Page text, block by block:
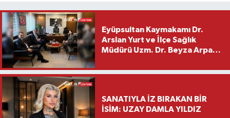
Eyüpsultan Kaymakamı Dr.
Arslan Yurt ve İlçe Sağlık
Müdürü Uzm. Dr. Beyza Arpacı
Ziyareti
SANATIYLA İZ BIRAKAN BİR
İSİM: UZAY DAMLA YILDIZ